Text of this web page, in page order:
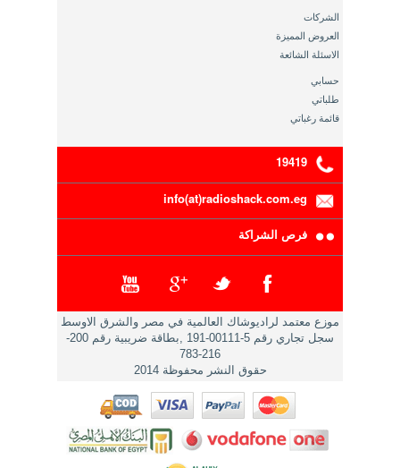
الشركات
العروض المميزة
الاسئلة الشائعة
حسابي
طلباتي
قائمة رغباتي
19419
info(at)radioshack.com.eg
فرص الشراكة
موزع معتمد لراديوشاك العالمية في مصر والشرق الاوسط
سجل تجاري رقم 5-00111-191 ,بطاقة ضريبية رقم 200-
216-783
حقوق النشر محفوظة 2014